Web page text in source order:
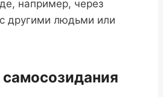
например, через
другими людьми или